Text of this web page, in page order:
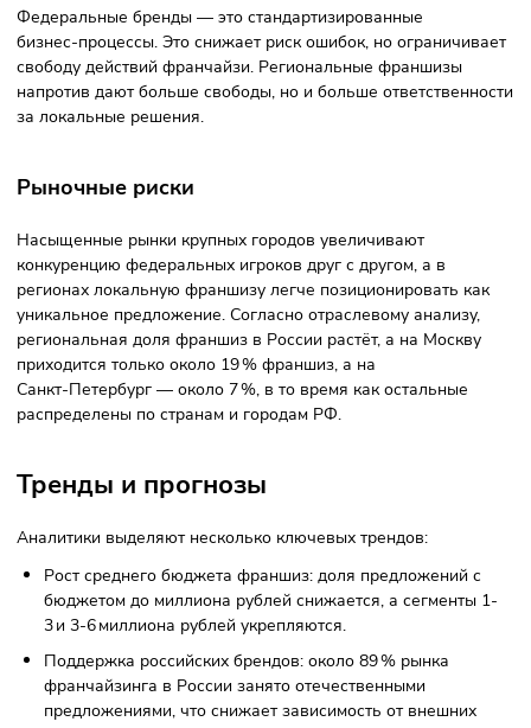
Анализ рисков: федеральная vs
региональная
Федеральные франшизы, как правило, требуют
инвестиций, часто связанные с дополнительными
и маркетинговыми взносами. Региональные проекты
существенно легче входить по бюджету, но рост дохода
может быть медленнее без узнаваемости бренда.
бизнес‑процессы. Это снижает риск ошибок, но
свободу действий франчайзи. Региональные франшизы
напротив дают больше свободы, но и больше
за локальные решения.
Рыночные риски